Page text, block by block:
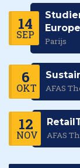
14
SEP
Europe
Parijs
6
OKT AFAS
12
NOV AFAS